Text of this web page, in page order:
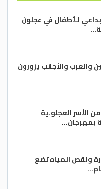
للأطفال في عجلون
والعرب والأجانب يزورون
الأسر العجلونية
بمهرجان…
ونقص المياه تضع